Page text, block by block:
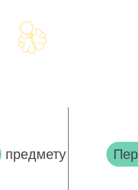
предмету